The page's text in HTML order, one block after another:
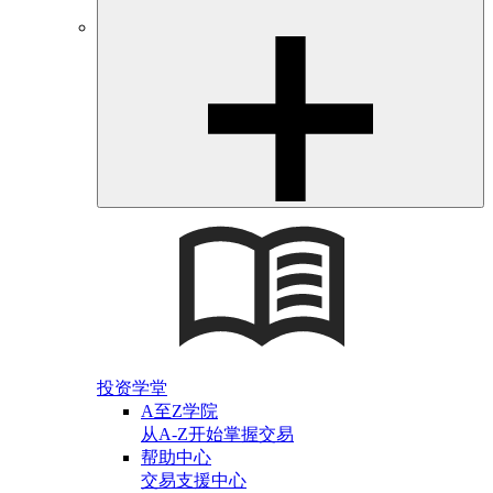
投资学堂
A至Z学院
从A-Z开始掌握交易
帮助中心
交易支援中心